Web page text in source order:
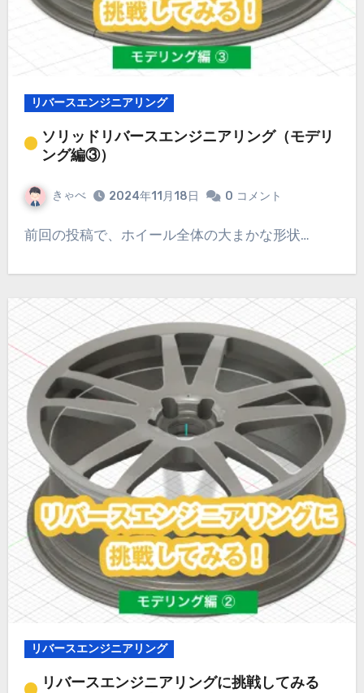
リバースエンジニアリング
ソリッドリバースエンジニアリング（モデリ
ング編③）
きゃべ 2024年11月18日 0 コメント
前回の投稿で、ホイール全体の大まかな形状…
リバースエンジニアリング
リバースエンジニアリングに挑戦してみる